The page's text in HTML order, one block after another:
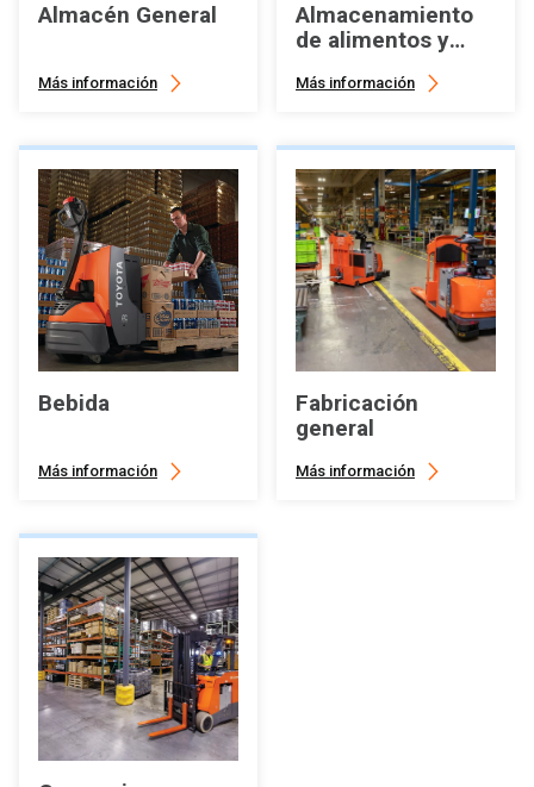
Almacén General
Más información
Almacenamiento
de alimentos y
Más información
Bebida
Más información
Fabricación
general
Más información